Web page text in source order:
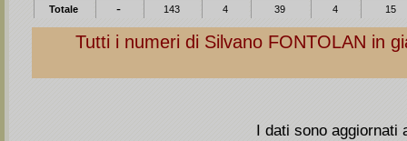
Totale
- 143 4 39 4 15
Tutti i numeri di Silvano FONTOLAN in
I dati sono